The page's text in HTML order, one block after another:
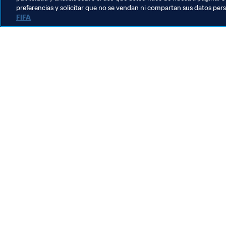
preferencias y solicitar que no se vendan ni compartan sus datos
FIFA